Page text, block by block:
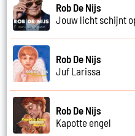
Rob De Nijs
Jouw licht schijnt
Rob De Nijs
Juf Larissa
Rob De Nijs
Kapotte engel